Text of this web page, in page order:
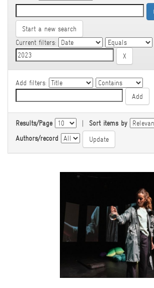
Start a new search
Current filters:
Add filters:
Results/Page | Sort items by
Authors/record